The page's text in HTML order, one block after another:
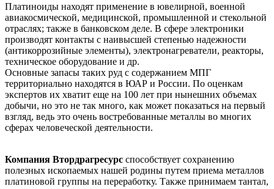
Платиноиды находят применение в ювелирной, военной
авиакосмической, медицинской, промышленной и стекольной
отраслях; также в банковском деле. В сфере электроники
производят контакты с наивысшей степенью надежности
(антикоррозийные элементы), электронагреватели, реакторы,
техническое оборудование и др.
Основные запасы таких руд с содержанием МПГ
территориально находятся в ЮАР и России. По оценкам
экспертов их хватит еще на 100 лет при нынешних объемах
добычи, но это не так много, как может показаться на первый
взгляд, ведь это очень востребованные металлы во многих
сферах человеческой деятельности.
Компания Втордрагресурс способствует сохранению
полезных ископаемых нашей родины путем приема металлов
платиновой группы на переработку. Также принимаем тантал,